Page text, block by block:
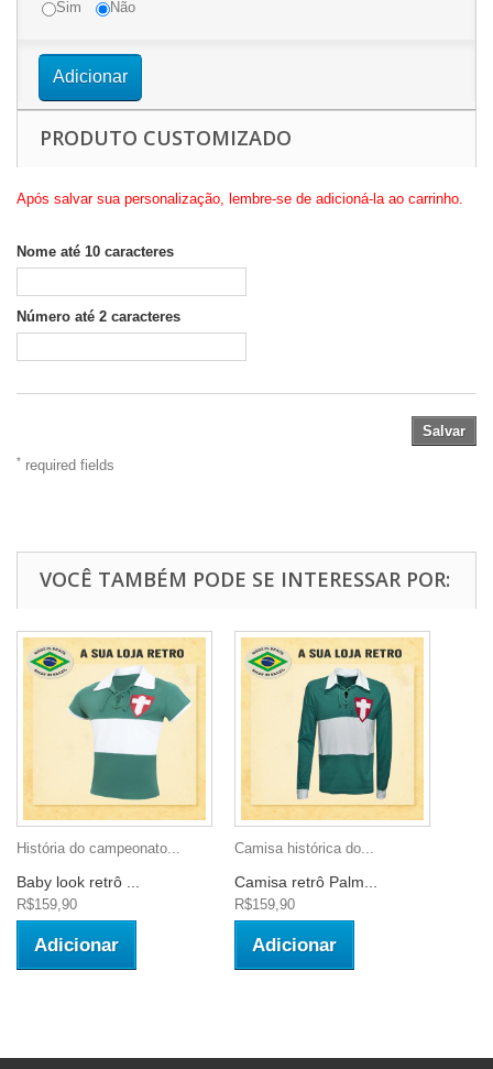
Sim
Não
Adicionar
PRODUTO CUSTOMIZADO
Após salvar sua personalização, lembre-se de adicioná-la ao carrinho.
Nome até 10 caracteres
Número até 2 caracteres
Salvar
* required fields
VOCÊ TAMBÉM PODE SE INTERESSAR POR:
História do campeonato...
Baby look retrô ...
R$159,90
Adicionar
Camisa histórica do...
Camisa retrô Palm...
R$159,90
Adicionar